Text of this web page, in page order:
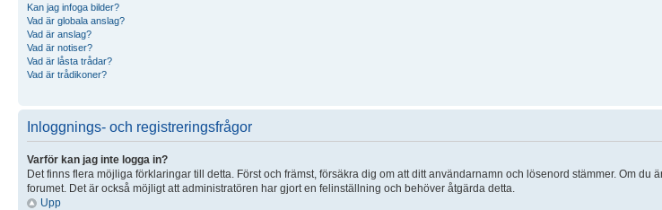
Kan jag infoga bilder?
Vad är globala anslag?
Vad är anslag?
Vad är notiser?
Vad är låsta trådar?
Vad är trådikoner?
Inloggnings- och registreringsfrågor
Varför kan jag inte logga in?
Det finns flera möjliga förklaringar till detta. Först och främst, försäkra dig om att ditt användarnamn och lösenord stämmer. Om
forumet. Det är också möjligt att administratören har gjort en felinställning och behöver åtgärda detta.
Upp